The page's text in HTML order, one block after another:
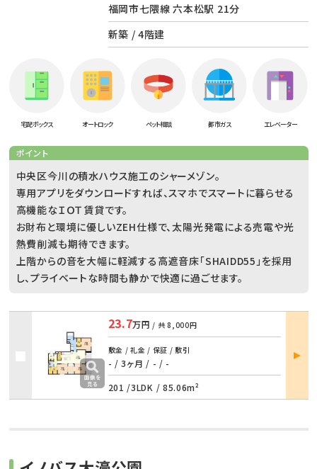
福岡市七隈線 六本松駅 21分
新築 / 4階建
宅配ボックス オートロック ペット相談 都市ガス エレベーター
ポイント
中央区今川の積水ハウス施工のシャーメゾン。
専用アプリをダウンロードすれば、スマホでスマートに暮らせる
高機能なＩＯＴ賃貸です。
お財布と環境に優しいZEH仕様で、太陽光発電による売電や光
熱費削減も期待できます。
上階からの音を大幅に軽減する高遮音床「SHAIDD55」を採用
し、プライベートな時間も静かで快適に過ごせます。
23.7万円 / 共 8,000円
敷金 / 礼金 / 保証 / 敷引
- / 3ヶ月 / - / -
201 /3LDK / 85.06m²
部屋
詳細